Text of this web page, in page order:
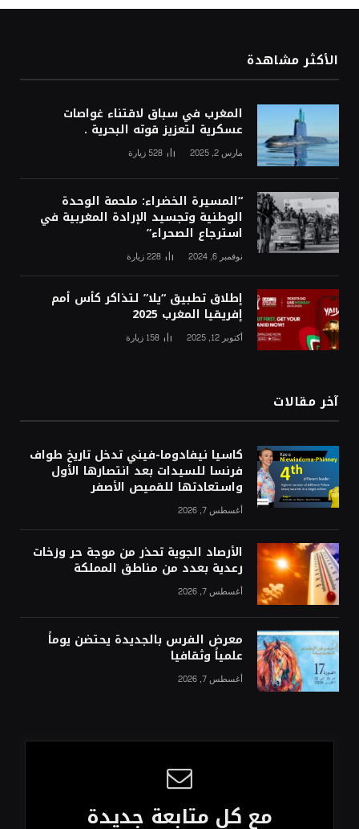
الأكثر مشاهدة
المغرب في سباق لاقتناء غواصات
عسكرية لتعزيز قوته البحرية .
مارس 2, 2025 528 زيارة
“المسيرة الخضراء: ملحمة الوحدة
الوطنية وتجسيد الإرادة المغربية في
استرجاع الصحراء”
نوفمبر 6, 2024 228زيارة
إطلاق تطبيق “يلا” لتذاكر كأس أمم
إفريقيا المغرب 2025
أكتوبر 12, 2025 158 زيارة
آخر مقالات
كاسيا نيفادوما-فيني تدخل تاريخ طواف
فرنسا للسيدات بعد انتصارها الأول
واستعادتها للقميص الأصفر
أغسطس 7, 2026
الأرصاد الجوية تحذر من موجة حر وزخات
رعدية بعدد من مناطق المملكة
أغسطس 7, 2026
معرض الفرس بالجديدة يحتضن يوماً
علمياً وثقافيا
أغسطس 7, 2026
مع كل متابعة جديدة